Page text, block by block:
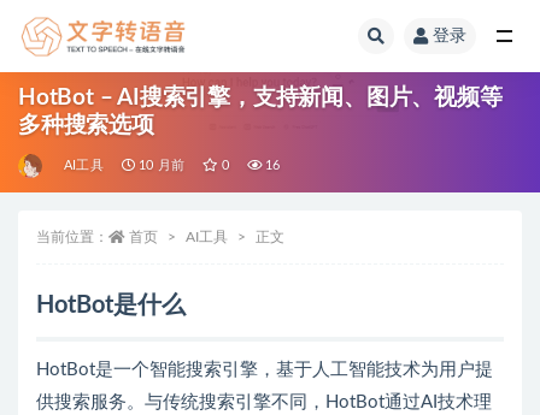
登录
HotBot – AI搜索引擎，支持新闻、图片、视频等
多种搜索选项
AI工具 10 月前 0 16
当前位置： 首页 AI工具 正文
HotBot是什么
HotBot是一个智能搜索引擎，基于人工智能技术为用户提
供搜索服务。与传统搜索引擎不同，HotBot通过AI技术理